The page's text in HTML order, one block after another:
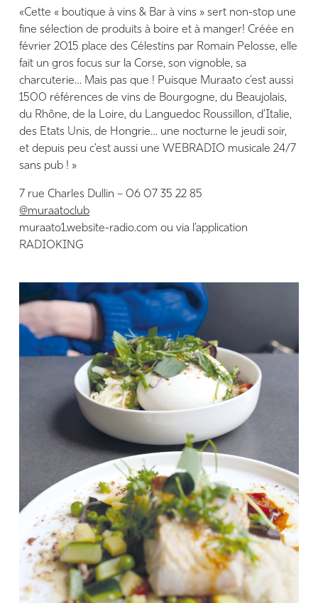
«Cette « boutique à vins & Bar à vins » sert non-stop une
fine sélection de produits à boire et à manger! Créée en
février 2015 place des Célestins par Romain Pelosse, elle
fait un gros focus sur la Corse, son vignoble, sa
charcuterie… Mais pas que ! Puisque Muraato c’est aussi
1500 références de vins de Bourgogne, du Beaujolais,
du Rhône, de la Loire, du Languedoc Roussillon, d’Italie,
des Etats Unis, de Hongrie… une nocturne le jeudi soir,
et depuis peu c’est aussi une WEBRADIO musicale 24/7
sans pub ! »
7 rue Charles Dullin – 06 07 35 22 85
@muraatoclub
muraato1.website-radio.com ou via l’application
RADIOKING